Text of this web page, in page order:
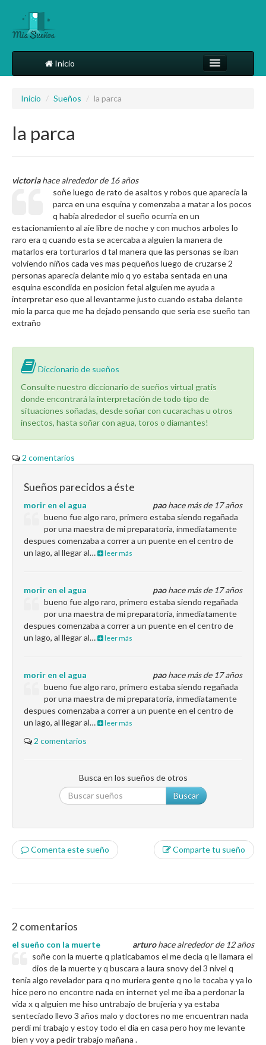
Inicio
Más
Inicio / Sueños / la parca
la parca
victoriahace alrededor de 16 años
soñe luego de rato de asaltos y robos que aparecia la
parca en una esquina y comenzaba a matar a los pocos
q habia alrededor el sueño ocurria en un
estacionamiento al aie libre de noche y con muchos arboles lo
raro era q cuando esta se acercaba a alguien la manera de
matarlos era torturarlos d tal manera que las personas se iban
volviendo niños cada ves mas pequeños luego de cruzarse 2
personas aparecia delante mio q yo estaba sentada en una
esquina escondida en posicion fetal alguien me ayuda a
interpretar eso que al levantarme justo cuando estaba delante
mio la parca que me ha dejado pensando que seria ese sueño tan
extraño
Diccionario de sueños
Consulte nuestro diccionario de sueños virtual gratis
donde encontrará la interpretación de todo tipo de
situaciones soñadas, desde soñar con cucarachas u otros
insectos, hasta soñar con agua, toros o diamantes!
2 comentarios
Sueños parecidos a éste
paohace más de 17 años
morir en el agua
bueno fue algo raro, primero estaba siendo regañada
por una maestra de mi preparatoria, inmediatamente
despues comenzaba a correr a un puente en el centro de
un lago, al llegar al…
leer más
paohace más de 17 años
morir en el agua
bueno fue algo raro, primero estaba siendo regañada
por una maestra de mi preparatoria, inmediatamente
despues comenzaba a correr a un puente en el centro de
un lago, al llegar al…
leer más
paohace más de 17 años
morir en el agua
bueno fue algo raro, primero estaba siendo regañada
por una maestra de mi preparatoria, inmediatamente
despues comenzaba a correr a un puente en el centro de
un lago, al llegar al…
leer más
2 comentarios
Busca en los sueños de otros
Buscar
Comenta este sueño Comparte tu sueño
2 comentarios
arturohace alrededor de 12 años
el sueño con la muerte
soñe con la muerte q platicabamos el me decia q le llamara el
dios de la muerte y q buscara a laura snovy del 3 nivel q
tenia algo revelador para q no muriera gente q no le tocaba y ya lo
hice pero no encontre nada en internet yel me iba a perdonar la
vida x q alguien me hiso untrabajo de brujeria y ya estaba
senteciado llevo 3 años malo y doctores no me encuentran nada
perdi mi trabajo y estoy todo el dia en casa pero hoy me levante
bien y voy a pedir trabajo mañana .